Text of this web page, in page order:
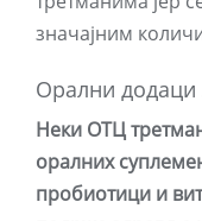
значајним
Орални додаци
Неки ОТЦ
оралних
пробиотици и